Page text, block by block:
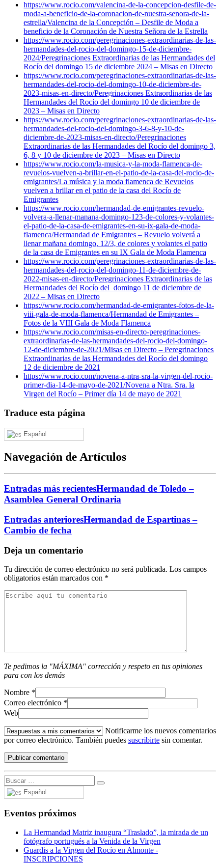
https://www.rocio.com/valencina-de-la-concepcion-desfile-de-
moda-a-beneficio-de-la-coronacion-de-nuestra-senora-de-la-
estrella/Valencina de la Concepción – Desfile de Moda a
beneficio de la Coronación de Nuestra Señora de la Estrella
https://www.rocio.com/peregrinaciones-extraordinarias-de-las-
hermandades-del-rocio-del-domingo-15-de-diciembre-
2024/Peregrinaciones Extraordinarias de las Hermandades del
Rocío del domingo 15 de diciembre 2024 – Misas en Directo
https://www.rocio.com/peregrinaciones-extraordinarias-de-las-
hermandades-del-rocio-del-domingo-10-de-diciembre-de-
2023-misas-en-directo/Peregrinaciones Extraordinarias de las
Hermandades del Rocío del domingo 10 de diciembre de
2023 – Misas en Directo
https://www.rocio.com/peregrinaciones-extraordinarias-de-las-
hermandades-del-rocio-del-domingo-3-6-8-y-10-de-
diciembre-de-2023-misas-en-directo/Peregrinaciones
Extraordinarias de las Hermandades del Rocío del domingo 3,
6, 8 y 10 de diciembre de 2023 – Misas en Directo
https://www.rocio.com/la-musica-y-la-moda-flamenca-de-
revuelos-vuelven-a-brillar-en-el-patio-de-la-casa-del-rocio-de-
emigrantes/La música y la moda flamenca de Revuelos
vuelven a brillar en el patio de la casa del Rocío de
Emigrantes
https://www.rocio.com/hermandad-de-emigrantes-revuelo-
volvera-a-llenar-manana-domingo-123-de-colores-y-volantes-
el-patio-de-la-casa-de-emigrantes-en-su-ix-gala-de-moda-
flamenca/Hermandad de Emigrantes – Revuelo volverá a
llenar mañana domingo, 12/3, de colores y volantes el patio
de la casa de Emigrantes en su IX Gala de Moda Flamenca
https://www.rocio.com/peregrinaciones-extraordinarias-de-las-
hermandades-del-rocio-del-domingo-11-de-diciembre-de-
2022-misas-en-directo/Peregrinaciones Extraordinarias de las
Hermandades del Rocío del domingo 11 de diciembre de
2022 – Misas en Directo
https://www.rocio.com/hermandad-de-emigrantes-fotos-de-la-
viii-gala-de-moda-flamenca/Hermandad de Emigrantes –
Fotos de la VIII Gala de Moda Flamenca
https://www.rocio.com/misas-en-directo-peregrinaciones-
extraordinarias-de-las-hermandades-del-rocio-del-domingo-
12-de-diciembre-de-2021/Misas en Directo – Peregrinaciones
Extraordinarias de las Hermandades del Rocío del domingo
12 de diciembre de 2021
https://www.rocio.com/novena-a-ntra-sra-la-virgen-del-rocio-
primer-dia-14-de-mayo-de-2021/Novena a Ntra. Sra. la
Virgen del Rocío – Primer día 14 de mayo de 2021
Traduce esta página
Español
Navegación de Artículos
Entradas más recientesHermandad de Toledo –
Asamblea General Ordinaria
Entradas anterioresHermandad de Espartinas –
Cambio de fecha
Deja un comentario
Tu dirección de correo electrónico no será publicada. Los campos
obligatorios están marcados con *
Te pedimos la "MÁXIMA" corrección y respeto en tus opiniones
para con los demás
Nombre *
Correo electrónico *
Web
Notificarme los nuevos comentarios
por correo electrónico. También puedes suscribirte sin comentar.
Español
Eventos próximos
La Hermandad Matriz inaugura “Traslado”, la mirada de un
fotógrafo portugués a la Venida de la Virgen
Guardis a la Virgen del Rocío en Almonte -
INSCRIPCIONES